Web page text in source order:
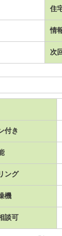
住
情
次
付き
ング
機
談可